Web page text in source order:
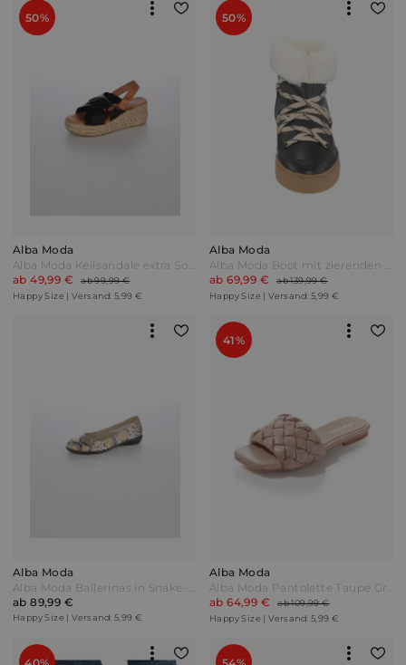
50%
Alba Moda
Alba Moda Keilsandale extra Soft Schwarz/Cognac
ab 49,99 €
ab 99,99 €
Happy Size | Versand: 5,99 €
50%
Alba Moda
Alba Moda Boot mit zierenden Senkeln Schwarz
ab 69,99 €
ab 139,99 €
Happy Size | Versand: 5,99 €
Alba Moda
Alba Moda Ballerinas in Snake-Optik Goldfarben/Weiß/Multi
ab 89,99 €
Happy Size | Versand: 5,99 €
41%
Alba Moda
Alba Moda Pantolette Taupe Grau
ab 64,99 €
ab 109,99 €
Happy Size | Versand: 5,99 €